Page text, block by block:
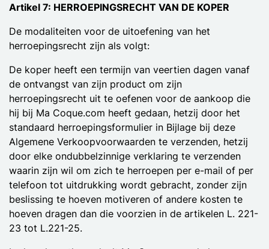
Artikel 7: HERROEPINGSRECHT VAN DE KOPER
De modaliteiten voor de uitoefening van het
herroepingsrecht zijn als volgt:
De koper heeft een termijn van veertien dagen vanaf
de ontvangst van zijn product om zijn
herroepingsrecht uit te oefenen voor de aankoop die
hij bij Ma Coque.com heeft gedaan, hetzij door het
standaard herroepingsformulier in Bijlage bij deze
Algemene Verkoopvoorwaarden te verzenden, hetzij
door elke ondubbelzinnige verklaring te verzenden
waarin zijn wil om zich te herroepen per e-mail of per
telefoon tot uitdrukking wordt gebracht, zonder zijn
beslissing te hoeven motiveren of andere kosten te
hoeven dragen dan die voorzien in de artikelen L. 221-
23 tot L.221-25.